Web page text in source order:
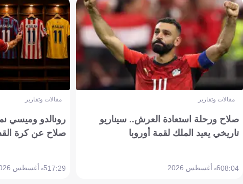
مقالات وتقارير
صلاح ورحلة استعادة العرش.. سيناريو
تاريخي يعيد الملك لقمة أوروبا
08:046 أغسطس 2026
مقالات وتقارير
رونالدو وميسي
صلاح عن كرة
17:295 أغسطس 2026